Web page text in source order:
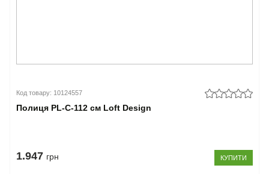
Код товару: 10124557
Полиця PL-С-112 см Loft Design
1.947 грн КУПИТИ